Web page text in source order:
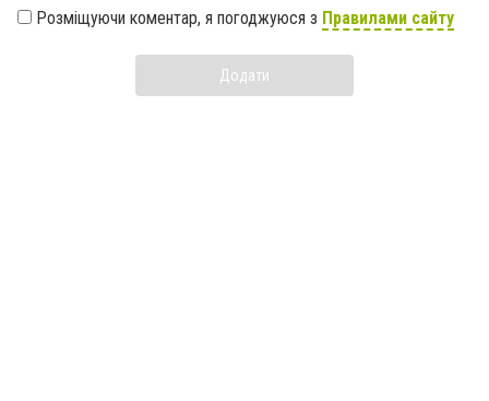
Розміщуючи коментар, я погоджуюся з Правилами сайту
Додати